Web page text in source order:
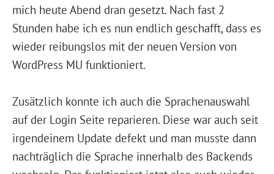
mich heute Abend dran gesetzt. Nach fast 2
Stunden habe ich es nun endlich geschafft, dass es
wieder reibungslos mit der neuen Version von
WordPress MU funktioniert.
Zusätzlich konnte ich auch die Sprachenauswahl
auf der Login Seite reparieren. Diese war auch seit
irgendeinem Update defekt und man musste dann
nachträglich die Sprache innerhalb des Backends